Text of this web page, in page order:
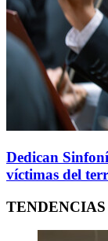
Dedican
víctimas del
TENDENCIAS